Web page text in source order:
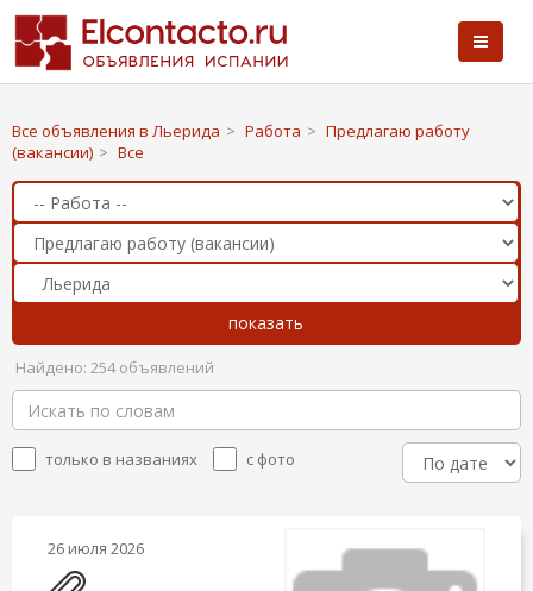
Все объявления в Льерида > Работа > Предлагаю работу
(вакансии) > Все
Найдено: 254 объявлений
только в названиях с фото
26 июля 2026